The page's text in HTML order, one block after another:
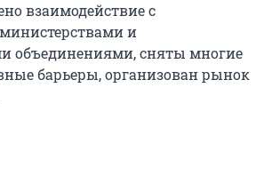
взаимодействие с
и
объединениями, сняты многие
барьеры, организован рынок